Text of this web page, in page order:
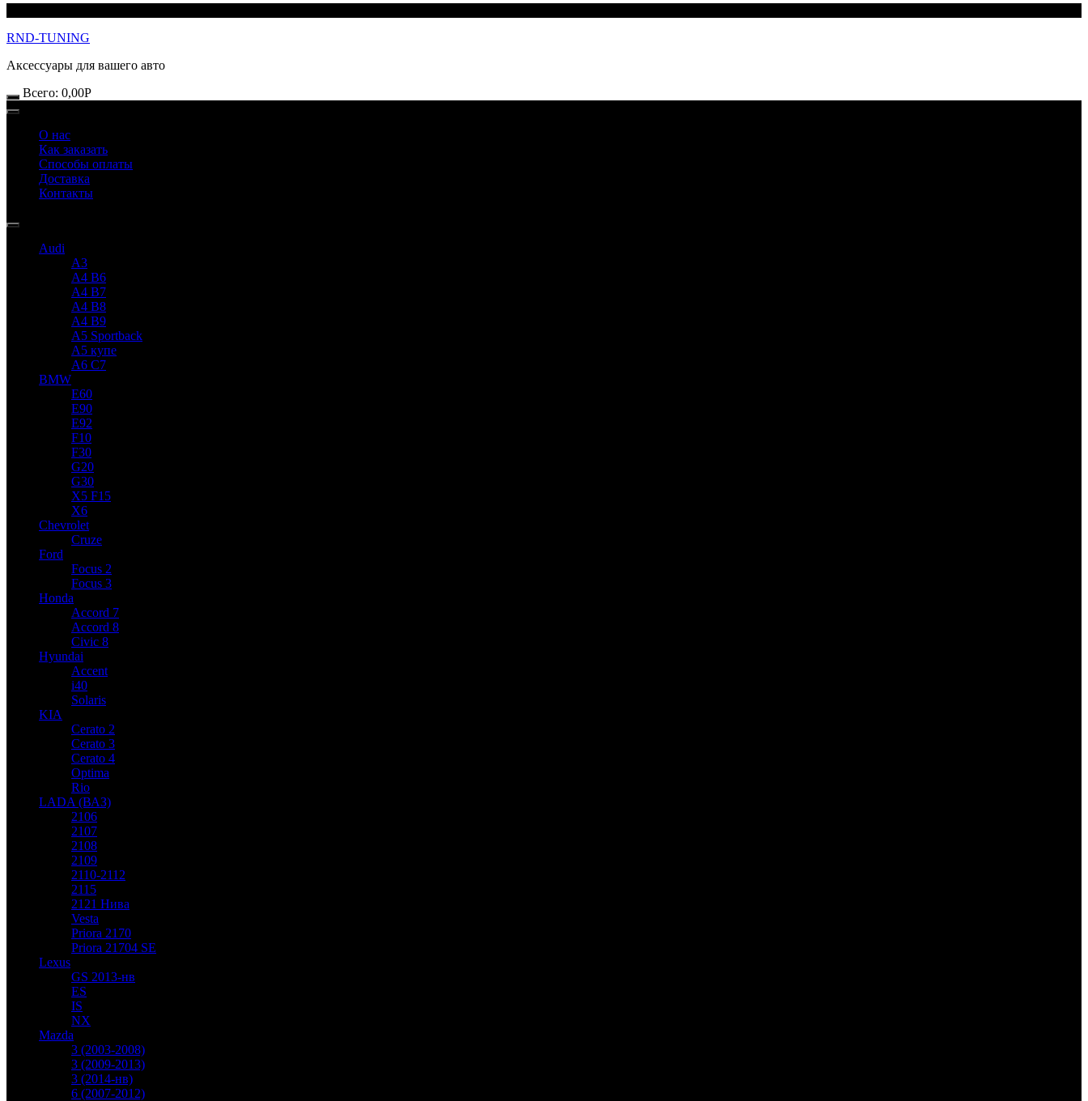
RND-TUNING
Аксессуары для вашего авто
Всего: 0,00Р
О нас
Как заказать
Способы оплаты
Доставка
Контакты
Audi
A3
A4 B6
A4 B7
A4 B8
A4 B9
A5 Sportback
A5 купе
A6 C7
BMW
E60
E90
E92
F10
F30
G20
G30
X5 F15
X6
Chevrolet
Cruze
Ford
Focus 2
Focus 3
Honda
Accord 7
Accord 8
Civic 8
Hyundai
Accent
i40
Solaris
KIA
Cerato 2
Cerato 3
Cerato 4
Optima
Rio
LADA (ВАЗ)
2106
2107
2108
2109
2110-2112
2115
2121 Нива
Vesta
Priora 2170
Priora 21704 SE
Lexus
GS 2013-нв
ES
IS
NX
Mazda
3 (2003-2008)
3 (2009-2013)
3 (2014-нв)
6 (2007-2012)